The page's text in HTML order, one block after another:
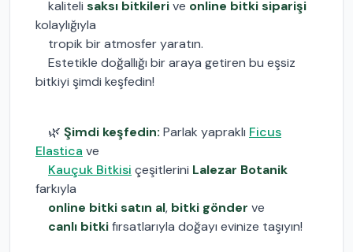
kaliteli saksı bitkilerive online bitki siparişi
kolaylığıyla
tropik bir atmosfer yaratın.
Estetikle doğallığı bir araya getiren bu eşsiz
bitkiyi şimdi keşfedin!
🌿 Şimdi keşfedin: Parlak yapraklı Ficus
Elastica ve
Kauçuk Bitkisi çeşitlerini Lalezar Botanik
farkıyla
online bitki satın al, bitki gönder ve
canlı bitkifırsatlarıyla doğayı evinize taşıyın!